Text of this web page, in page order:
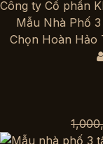
Mẫu Nhà Phố
Chọn Hoàn Hảo